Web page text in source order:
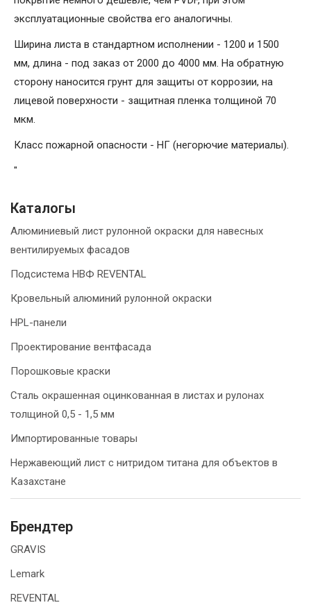
эксплуатационные свойства его аналогичны.
Ширина листа в стандартном исполнении - 1200 и 1500
мм, длина - под заказ от 2000 до 4000 мм. На обратную
сторону наносится грунт для защиты от коррозии, на
лицевой поверхности - защитная пленка толщиной 70
мкм.
Класс пожарной опасности - НГ (негорючие материалы).
"
Каталогы
Алюминиевый лист рулонной окраски для навесных
вентилируемых фасадов
Подсистема НВФ REVENTAL
Кровельный алюминий рулонной окраски
HPL-панели
Проектирование вентфасада
Порошковые краски
Сталь окрашенная оцинкованная в листах и рулонах
толщиной 0,5 - 1,5 мм
Импортированные товары
Нержавеющий лист с нитридом титана для объектов в
Казахстане
Брендтер
GRAVIS
Lemark
REVENTAL